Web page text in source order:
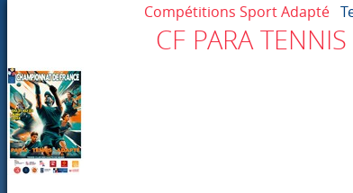
Compétitions Sport Adapté
CF PARA